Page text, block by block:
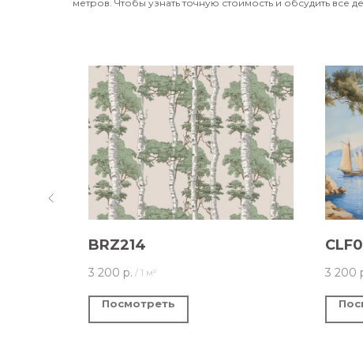
метров. Чтобы узнать точную стоимость и обсудить все
BRZ214
3 200 р. / 1 м²
Посмотреть
3 200